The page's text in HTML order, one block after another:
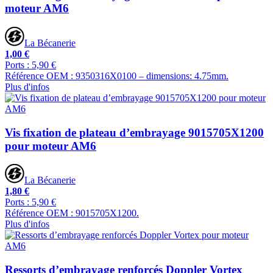
moteur AM6
La Bécanerie
1,00 €
Ports : 5,90 €
Référence OEM : 9350316X0100 – dimensions: 4.75mm.
Plus d'infos
Vis fixation de plateau d’embrayage 9015705X1200
pour moteur AM6
La Bécanerie
1,80 €
Ports : 5,90 €
Référence OEM : 9015705X1200.
Plus d'infos
Ressorts d’embrayage renforcés Doppler Vortex